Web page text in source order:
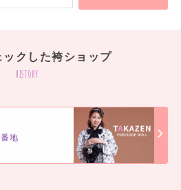
ックした袴ショップ
history
地